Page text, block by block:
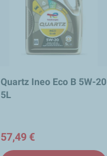
Quartz Ineo Eco B 5W-20
5L
57,49 €